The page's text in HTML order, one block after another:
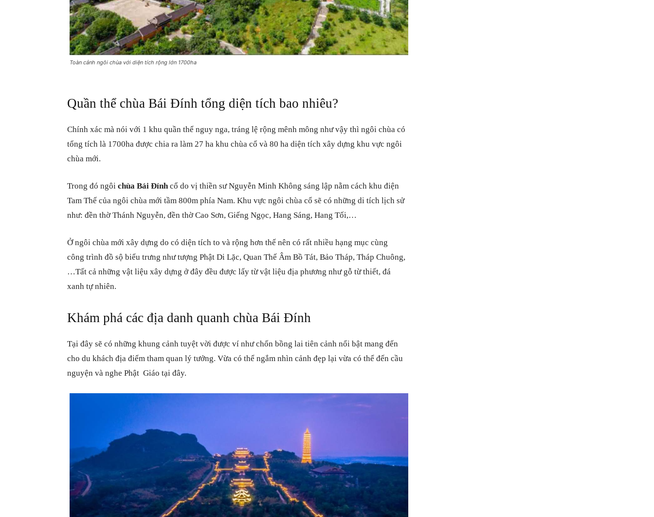
Toàn cảnh ngôi chùa với diện tích rộng lớn 1700ha
Quần thể chùa Bái Đính tổng diện tích bao nhiêu?
Chính xác mà nói với 1 khu quần thể nguy nga, tráng lệ rộng mênh mông như vậy thì ngôi chùa có
tổng tích là 1700ha được chia ra làm 27 ha khu chùa cổ và 80 ha diện tích xây dựng khu vực ngôi
chùa mới.
Trong đó ngôi chùa Bái Đínhcổ do vị thiền sư Nguyễn Minh Không sáng lập nằm cách khu điện
Tam Thế của ngôi chùa mới tầm 800m phía Nam. Khu vực ngôi chùa cổ sẽ có những di tích lịch sử
như: đền thờ Thánh Nguyễn, đền thờ Cao Sơn, Giếng Ngọc, Hang Sáng, Hang Tối,…
Ở ngôi chùa mới xây dựng do có diện tích to và rộng hơn thế nên có rất nhiều hạng mục cùng
công trình đồ sộ biểu trưng như tượng Phật Di Lặc, Quan Thế Âm Bồ Tát, Bảo Tháp, Tháp Chuông,
…Tất cả những vật liệu xây dựng ở đây đều được lấy từ vật liệu địa phương như gỗ từ thiết, đá
xanh tự nhiên.
Khám phá các địa danh quanh chùa Bái Đính
Tại đây sẽ có những khung cảnh tuyệt vời được ví như chốn bồng lai tiên cảnh nổi bật mang đến
cho du khách địa điểm tham quan lý tưởng. Vừa có thể ngắm nhìn cảnh đẹp lại vừa có thể đến cầu
nguyện và nghe Phật Giáo tại đây.